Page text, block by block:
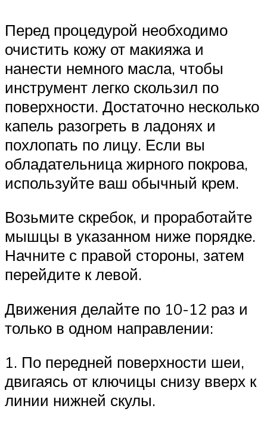
Перед процедурой необходимо
очистить кожу от макияжа и
нанести немного масла, чтобы
инструмент легко скользил по
поверхности. Достаточно несколько
капель разогреть в ладонях и
похлопать по лицу. Если вы
обладательница жирного покрова,
используйте ваш обычный крем.
Возьмите скребок, и проработайте
мышцы в указанном ниже порядке.
Начните с правой стороны, затем
перейдите к левой.
Движения делайте по 10-12 раз и
только в одном направлении:
1. По передней поверхности шеи,
двигаясь от ключицы снизу вверх к
линии нижней скулы.